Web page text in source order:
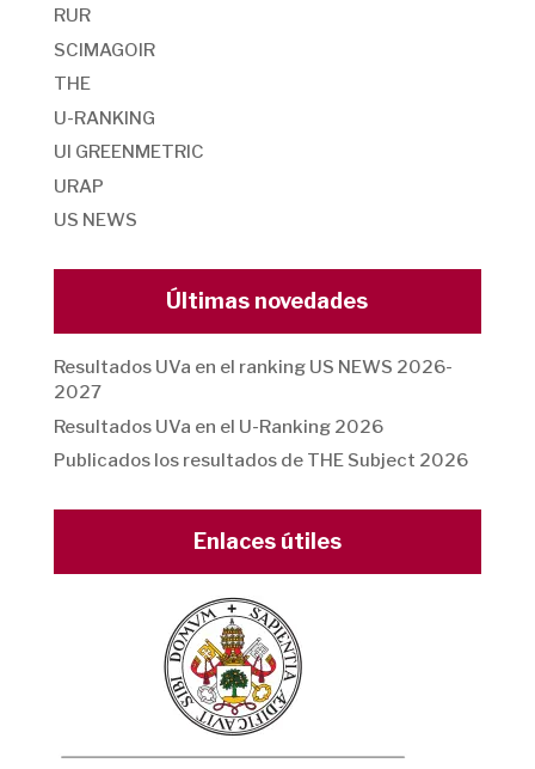
RUR
SCIMAGOIR
THE
U-RANKING
UI GREENMETRIC
URAP
US NEWS
Últimas novedades
Resultados UVa en el ranking US NEWS 2026-
2027
Resultados UVa en el U-Ranking 2026
Publicados los resultados de THE Subject 2026
Enlaces útiles